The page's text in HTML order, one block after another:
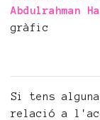
Abdulrahman
gràfic
Si tens
relació a